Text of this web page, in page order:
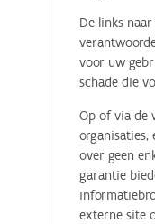
De links
voor uw
schade die
Op of via de
organisaties,
over geen
garantie
externe site